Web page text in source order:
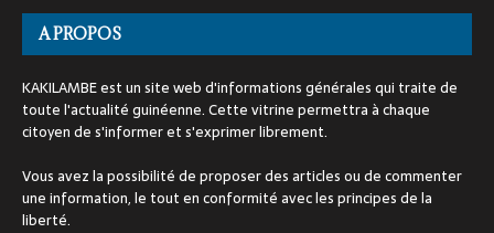
A PROPOS
KAKILAMBE est un site web d'informations générales qui traite de
toute l'actualité guinéenne. Cette vitrine permettra à chaque
citoyen de s'informer et s'exprimer librement.
Vous avez la possibilité de proposer des articles ou de commenter
une information, le tout en conformité avec les principes de la
liberté.